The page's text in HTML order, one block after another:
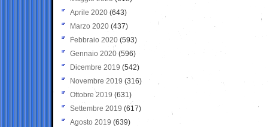
Aprile 2020 (643)
Marzo 2020 (437)
Febbraio 2020 (593)
Gennaio 2020 (596)
Dicembre 2019 (542)
Novembre 2019 (316)
Ottobre 2019 (631)
Settembre 2019 (617)
Agosto 2019 (639)